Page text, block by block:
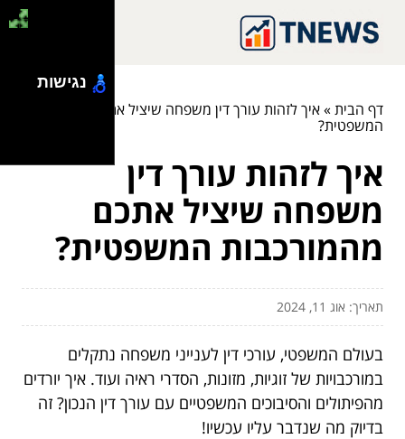
דף הבית»איך לזהות עורך דין משפחה שיציל אתכם מהמורכבות
המשפטית?
איך לזהות עורך דין
משפחה שיציל אתכם
מהמורכבות המשפטית?
תאריך: אוג 11, 2024
בעולם המשפטי, עורכי דין לענייני משפחה נתקלים
במורכבויות של זוגיות, מזונות, הסדרי ראיה ועוד. איך יורדים
מהפיתולים והסיבוכים המשפטיים עם עורך דין הנכון? זה
בדיוק מה שנדבר עליו עכשיו!
נגישות